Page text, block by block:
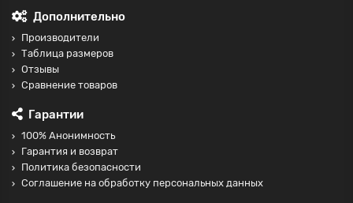
Дополнительно
Производители
Таблица размеров
Отзывы
Сравнение товаров
Гарантии
100% Анонимность
Гарантия и возврат
Политика безопасности
Соглашение на обработку персональных данных